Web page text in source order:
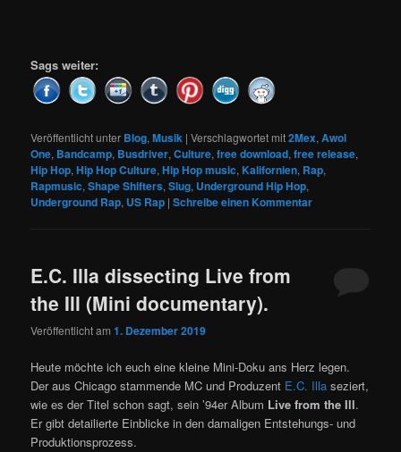
Sags weiter:
Veröffentlicht unter Blog,Musik |Verschlagwortet mit2Mex,Awol
One, Bandcamp, Busdriver,Culture,free download,free release,
Hip Hop,Hip Hop Culture,Hip Hop music,Kalifornien, Rap,
Rapmusic,Shape Shifters,Slug, Underground Hip Hop,
Underground Rap, US Rap |Schreibe einen Kommentar
E.C. Illa dissecting Live from
the Ill (Mini documentary).
Veröffentlicht am1. Dezember 2019
Heute möchte ich euch eine kleine Mini-Doku ans Herz legen.
Der aus Chicago stammende MC und Produzent E.C. Illa seziert,
wie es der Titel schon sagt, sein ’94er Album Live from the Ill.
Er gibt detailierte Einblicke in den damaligen Entstehungs- und
Produktionsprozess.